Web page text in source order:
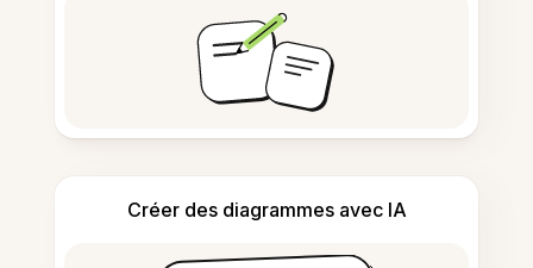
Créer des diagrammes avec IA